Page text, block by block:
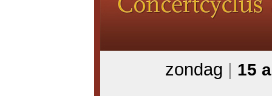
zondag | 15